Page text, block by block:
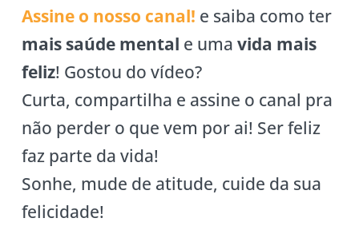
Assine o nosso canal! e saiba como ter
mais saúde mental e uma vida mais
feliz! Gostou do vídeo?
Curta, compartilha e assine o canal pra
não perder o que vem por ai! Ser feliz
faz parte da vida!
Sonhe, mude de atitude, cuide da sua
felicidade!